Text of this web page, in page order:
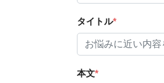
タイトル*
本文*